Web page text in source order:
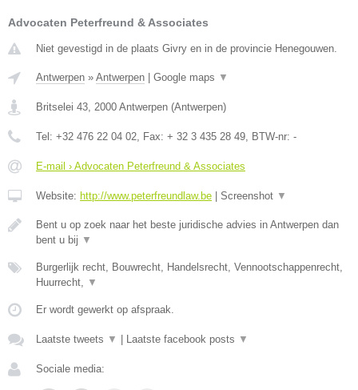
Advocaten Peterfreund & Associates
Niet gevestigd in de plaats Givry en in de provincie Henegouwen.
Antwerpen » Antwerpen Google maps ▼
Britselei 43 2000 Antwerpen (Antwerpen)
Tel: +32 476 22 04 02 , Fax: + 32 3 435 28 49 , BTW-nr: -
E-mail › Advocaten Peterfreund & Associates
Website: http://www.peterfreundlaw.be Screenshot ▼
Bent u op zoek naar het beste juridische advies in Antwerpen dan
bent u bij ▼
Burgerlijk recht, Bouwrecht, Handelsrecht, Vennootschappenrecht,
Huurrecht,
▼
Er wordt gewerkt op afspraak.
Laatste tweets ▼ Laatste facebook posts ▼
Sociale media: